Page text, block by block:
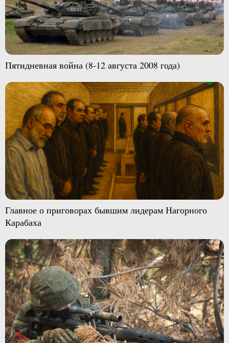
Пятидневная война (8-12 августа 2008 года)
Главное о приговорах бывшим лидерам Нагорного
Карабаха